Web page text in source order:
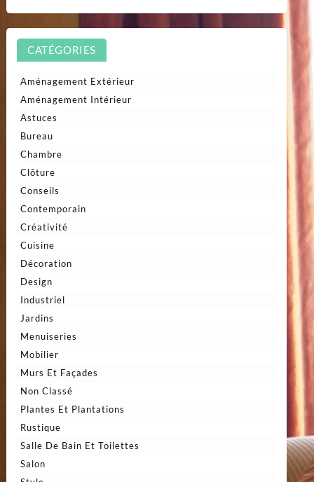
CATÉGORIES
Aménagement Extérieur
Aménagement Intérieur
Astuces
Bureau
Chambre
Clôture
Conseils
Contemporain
Créativité
Cuisine
Décoration
Design
Industriel
Jardins
Menuiseries
Mobilier
Murs Et Façades
Non Classé
Plantes Et Plantations
Rustique
Salle De Bain Et Toilettes
Salon